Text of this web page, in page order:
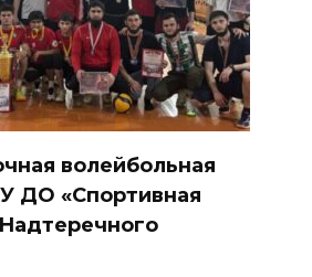
волейбольная
ДО «Спортивная